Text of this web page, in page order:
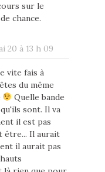
sur le
chance.
20 à 13 h 09
vite fais à
du même
Quelle bande
sont. Il va
il est pas
être... Il aurait
il aurait pas